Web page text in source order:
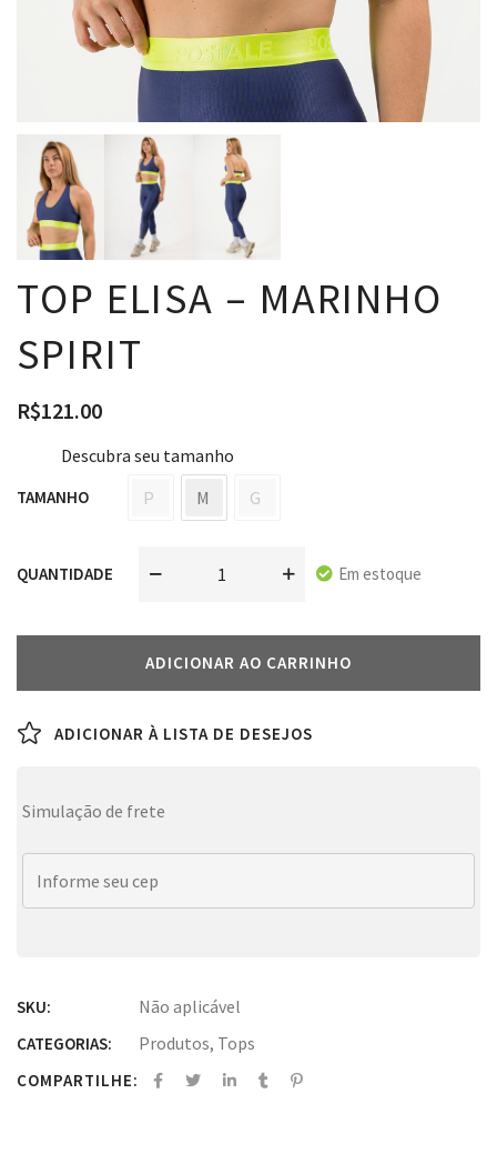
TOP ELISA – MARINHO
SPIRIT
R$121.00
Descubra seu tamanho
TAMANHO P M G
QUANTIDADE Em estoque
ADICIONAR AO CARRINHO
ADICIONAR À LISTA DE DESEJOS
Simulação de frete
SKU: Não aplicável
CATEGORIAS: Produtos, Tops
COMPARTILHE: